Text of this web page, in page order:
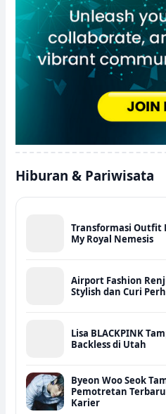
Hiburan & Pariwisata
Transformasi Outfit
My Royal Nemesis
Airport Fashion
Stylish dan Curi
Lisa BLACKPINK
Backless di Utah
Byeon Woo Seok
Pemotretan
Karier